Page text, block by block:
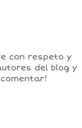
con respeto y
del blog y